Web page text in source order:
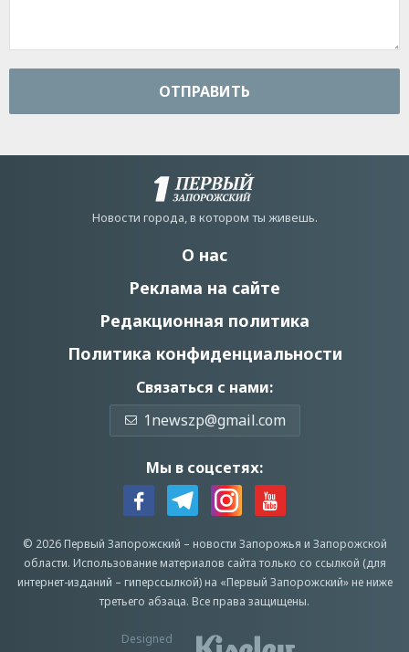
ОТПРАВИТЬ
Новости города, в котором ты живешь.
О нас
Реклама на сайте
Редакционная политика
Политика конфиденциальности
Связаться с нами:
1newszp@gmail.com
Мы в соцсетях:
© 2026 Первый Запорожский – новости Запорожья и Запорожской
области. Использование материалов сайта только со ссылкой (для
интернет-изданий – гиперссылкой) на «Первый Запорожский» не ниже
третьего абзаца. Все права защищены.
Designed